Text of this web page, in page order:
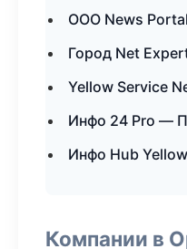
ООО News
Город Net
Yellow Service
Инфо 24 Pro —
Инфо Hub
Компании в